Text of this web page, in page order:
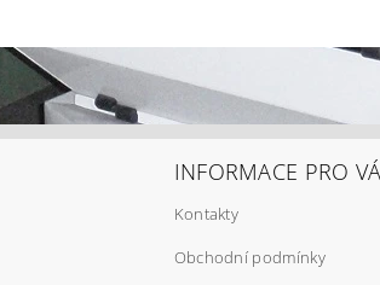
INFORMACE PRO
Kontakty
Obchodní podmínky